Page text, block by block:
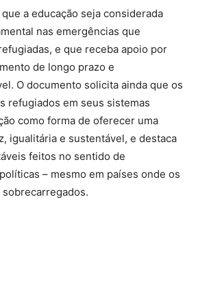
a educação seja considerada
nas emergências que
e que receba apoio por
de longo prazo e
O documento solicita ainda que os
refugiados em seus sistemas
como forma de oferecer uma
igualitária e sustentável, e destaca
feitos no sentido de
– mesmo em países onde os